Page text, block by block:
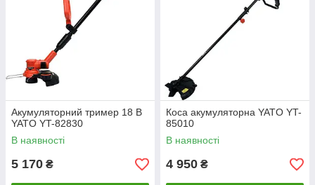
Акумуляторний тример 18 В
YATO YT-82830
В наявності
5 170 ₴
Коса акумуляторна YATO YT-
85010
В наявності
4 950 ₴